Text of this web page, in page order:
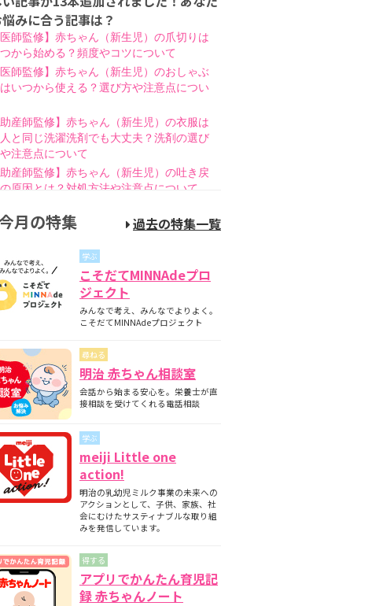
みに合う記事は？
医師監修】赤ちゃん（新生児）の爪切りは
から始める？頻度やコツについて
医師監修】赤ちゃん（新生児）のおしゃぶ
はいつから使える？選び方や注意点につい
助産師監修】赤ちゃん（新生児）の衣服は
と同じ洗濯洗剤でも大丈夫？洗剤の選び
注意点について
助産師監修】赤ちゃん（新生児）の吐き戻
の原因とは？対処方法や注意点について
とは？授乳方法やポイントについて
？煮沸・電子レンジの違いも紹介
医師監修】新生児の成長曲線とは？成長曲
を下回るときの対策について
医師監修】赤ちゃん（新生児）が便秘？原
と家庭でできる解消方法、受診の目安につ
産師監修】離乳食の進め方とは？月齢
隔週のスケジュールやNG食材について
産師監修】離乳食はいつから始める？目
期と月齢別の離乳食の内容について
師監修】フォローアップミルクとは？母
やミルクとの違いについて
看護師監修】フォローアップミルクはいつ
ら始める？切り替えの目安と必要性を解説
護師監修】フォローアップミルクはいつ
で飲ませる？タイミングの目安と注意点
月の特集 過去の特集一覧
学ぶ
こそだてMINNAdeプロ
ジェクト
みんなで考え、みんなでよりよく。
こそだてMINNAdeプロジェクト
尋ねる
明治 赤ちゃん相談室
会話から始まる安心を。栄養士が直
接相談を受けてくれる電話相談
学ぶ
meiji Little one
action!
明治の乳幼児ミルク事業の未来への
アクションとして、子供、家族、社
会にむけたサスティナブルな取り組
みを発信しています。
得する
アプリでかんたん育児記
録 赤ちゃんノート